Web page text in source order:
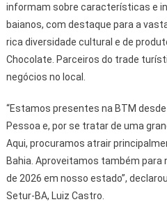
informam sobre características e
baianos, com destaque para a
rica diversidade cultural e de
Chocolate. Parceiros do trade
negócios no local.
“Estamos presentes na BTM
Pessoa e, por se tratar de uma
Aqui, procuramos atrair
Bahia. Aproveitamos também para
de 2026 em nosso estado”,
Setur-BA, Luiz Castro.